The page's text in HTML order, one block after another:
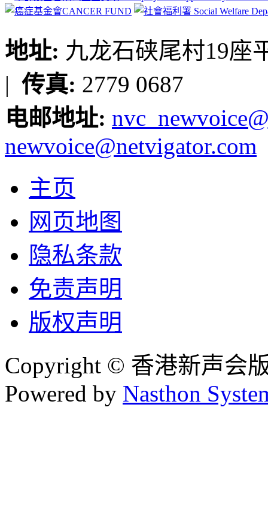
地址: 九龙石硖尾村19座
| 传真: 2779 0687
电邮地址:
newvoice@netvigator.com
主页
网页地图
隐私条款
免责声明
版权声明
Copyright © 香港新声会
Powered by Nasthon